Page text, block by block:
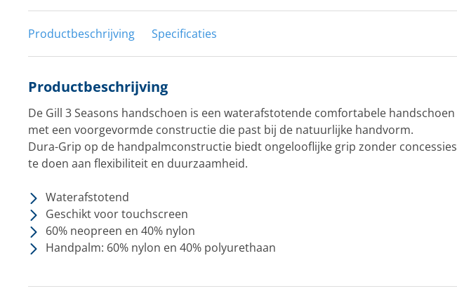
Productbeschrijving Specificaties
Productbeschrijving
De Gill 3 Seasons handschoen is een waterafstotende comfortabele handschoen
met een voorgevormde constructie die past bij de natuurlijke handvorm.
Dura-Grip op de handpalmconstructie biedt ongelooflijke grip zonder concessies
te doen aan flexibiliteit en duurzaamheid.
Waterafstotend
Geschikt voor touchscreen
60% neopreen en 40% nylon
Handpalm: 60% nylon en 40% polyurethaan